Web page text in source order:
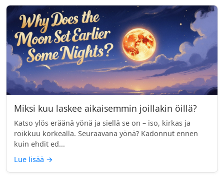
Miksi kuu laskee aikaisemmin joillakin öillä?
Katso ylös eräänä yönä ja siellä se on – iso, kirkas ja
roikkuu korkealla. Seuraavana yönä? Kadonnut ennen
kuin ehdit ed...
Lue lisää →